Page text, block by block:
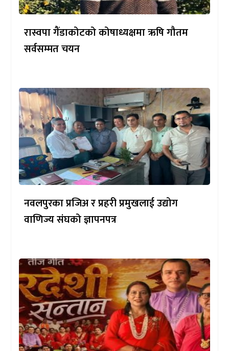
रास्वपा गैंडाकोटको कोषाध्यक्षमा ऋषि गौतम
सर्वसम्मत चयन
नवलपुरका प्रजिअ र प्रहरी प्रमुखलाई उद्योग
वाणिज्य संघको ज्ञापनपत्र